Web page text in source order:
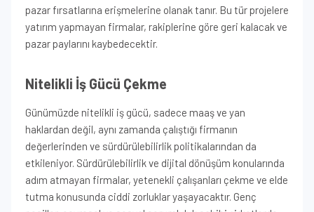
pazar fırsatlarına erişmelerine olanak tanır. Bu tür projelere
yatırım yapmayan firmalar, rakiplerine göre geri kalacak ve
pazar paylarını kaybedecektir.
Nitelikli İş Gücü Çekme
Günümüzde nitelikli iş gücü, sadece maaş ve yan
haklardan değil, aynı zamanda çalıştığı firmanın
değerlerinden ve sürdürülebilirlik politikalarından da
etkileniyor. Sürdürülebilirlik ve dijital dönüşüm konularında
adım atmayan firmalar, yetenekli çalışanları çekme ve elde
tutma konusunda ciddi zorluklar yaşayacaktır. Genç